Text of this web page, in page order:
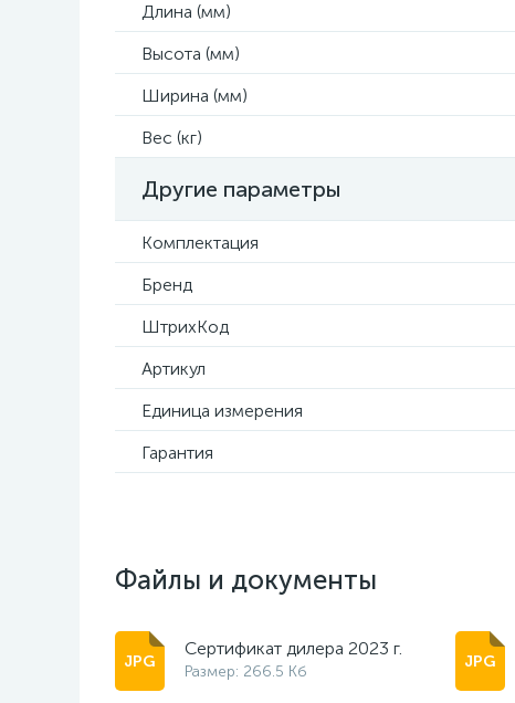
Длина (мм)
Высота (мм)
Ширина (мм)
Вес (кг)
Другие параметры
Комплектация
Бренд
ШтрихКод
Артикул
Единица измерения
Гарантия
Файлы и документы
Сертификат дилера 2023 г.
Размер: 266.5 Кб